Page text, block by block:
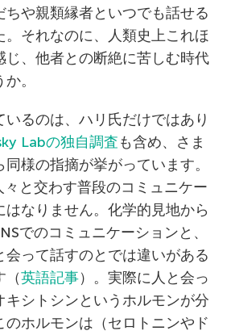
ちや親類縁者といつでも話せる
。それなのに、人類史上これほ
じ、他者との断絶に苦しむ時代
。
いるのは、ハリ氏だけではあり
Labの独自調査も含め、さま
様の指摘が挙がっています。
々と交わす普段のコミュニケー
はなりません。化学的見地から
でのコミュニケーションと、
会って話すのとでは違いがある
（英語記事）。実際に人と会っ
キシトシンというホルモンが分
のホルモンは（セロトニンやド